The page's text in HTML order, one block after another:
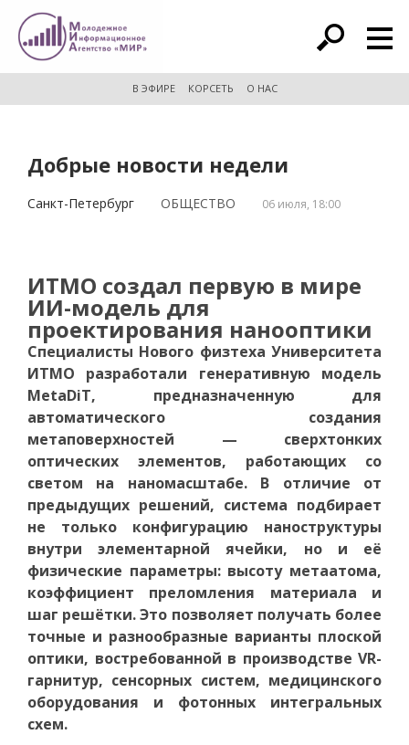
расширенный поиск
В ЭФИРЕ КОРСЕТЬ О НАС
Добрые новости недели
Санкт-Петербург ОБЩЕСТВО 06 июля, 18:00
ИТМО создал первую в мире
ИИ-модель для
проектирования нанооптики
Специалисты Нового физтеха Университета
ИТМО разработали генеративную модель
MetaDiT, предназначенную для
автоматического создания
метаповерхностей — сверхтонких
оптических элементов, работающих со
светом на наномасштабе. В отличие от
предыдущих решений, система подбирает
не только конфигурацию наноструктуры
внутри элементарной ячейки, но и её
физические параметры: высоту метаатома,
коэффициент преломления материала и
шаг решётки. Это позволяет получать более
точные и разнообразные варианты плоской
оптики, востребованной в производстве VR-
гарнитур, сенсорных систем, медицинского
оборудования и фотонных интегральных
схем.